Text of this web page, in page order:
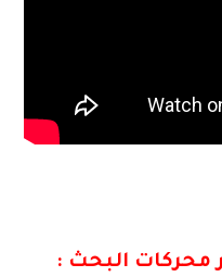
محركات البحث :